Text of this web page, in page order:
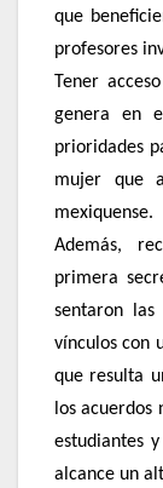
que
profesores
Tener
genera en
prioridades
mujer que
mexiquense.
Además,
primera
sentaron las
vínculos con
que resulta
los acuerdos
estudiantes
alcance un